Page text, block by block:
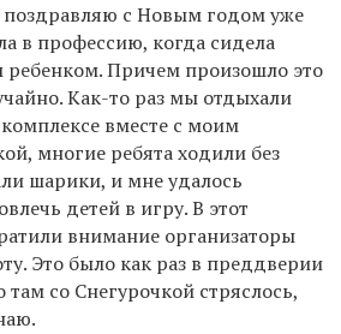
поздравляю с Новым годом уже
в профессию, когда сидела
ребенком. Причем произошло это
Как-то раз мы отдыхали
вместе с моим
многие ребята ходили без
шарики, и мне удалось
детей в игру. В этот
внимание организаторы
Это было как раз в преддверии
со Снегурочкой стряслось,